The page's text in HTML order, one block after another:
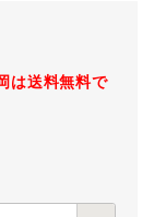
は送料無料で